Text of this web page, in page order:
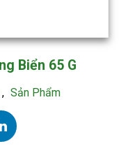
Biển 65 G
, Sản Phẩm